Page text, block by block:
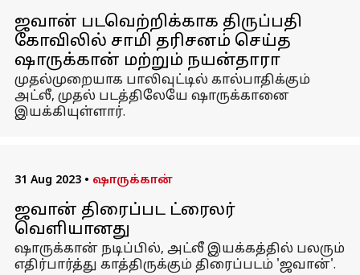
ஜவான் படவெற்றிக்காக திருப்பதி
கோவிலில் சாமி தரிசனம் செய்த
ஷாருக்கான் மற்றும் நயன்தாரா
முதல்முறையாக பாலிவுட்டில் கால்பாதிக்கும்
அட்லீ, முதல் படத்திலேயே ஷாருக்கானை
இயக்கியுள்ளார்.
31 Aug 2023 • ஷாருக்கான்
ஜவான் திரைப்பட ட்ரைலர்
வெளியானது
ஷாருக்கான் நடிப்பில், அட்லீ இயக்கத்தில் பலரும்
எதிர்பார்த்து காத்திருக்கும் திரைப்படம் 'ஜவான்'.